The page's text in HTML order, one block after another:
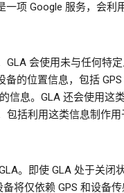
一项 Google 服务，会利
GLA 会使用未与任何特
的位置信息，包括
信息。GLA 还会使用这
包括利用这类信息制作用
。即使 GLA 处于关闭
将仅依赖 GPS 和设备